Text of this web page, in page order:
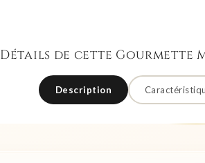
Détails de cette Gourmette
Description